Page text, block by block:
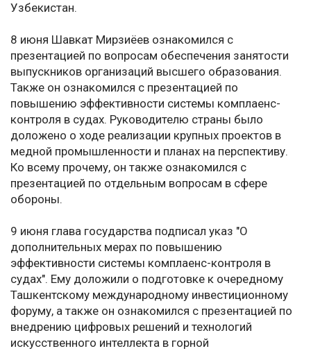
Узбекистан.
8 июня Шавкат Мирзиёев ознакомился с
презентацией по вопросам обеспечения занятости
выпускников организаций высшего образования.
Также он ознакомился с презентацией по
повышению эффективности системы комплаенс-
контроля в судах. Руководителю страны было
доложено о ходе реализации крупных проектов в
медной промышленности и планах на перспективу.
Ко всему прочему, он также ознакомился с
презентацией по отдельным вопросам в сфере
обороны.
9 июня глава государства подписал указ "О
дополнительных мерах по повышению
эффективности системы комплаенс-контроля в
судах". Ему доложили о подготовке к очередному
Ташкентскому международному инвестиционному
форуму, а также он ознакомился с презентацией по
внедрению цифровых решений и технологий
искусственного интеллекта в горной